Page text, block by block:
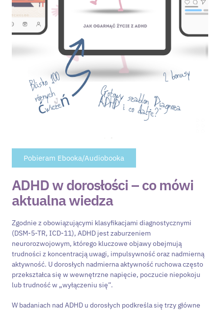
Pobieram Ebooka/Audiobooka
ADHD w dorosłości – co mówi
aktualna wiedza
Zgodnie z obowiązującymi klasyfikacjami diagnostycznymi
(DSM-5-TR, ICD-11), ADHD jest zaburzeniem
neurorozwojowym, którego kluczowe objawy obejmują
trudności z koncentracją uwagi, impulsywność oraz nadmierną
aktywność. U dorosłych nadmierna aktywność ruchowa często
przekształca się w wewnętrzne napięcie, poczucie niepokoju
lub trudność w „wyłączeniu się”.
W badaniach nad ADHD u dorosłych podkreśla się trzy główne